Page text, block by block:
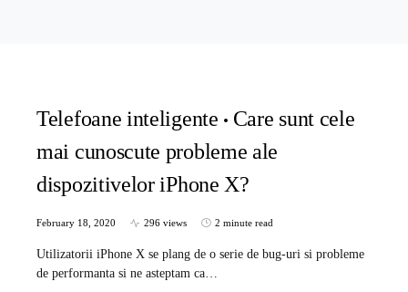
Telefoane inteligente
Care sunt cele
mai cunoscute probleme ale
dispozitivelor iPhone X?
February 18, 2020 296 views 2 minute read
Utilizatorii iPhone X se plang de o serie de bug-uri si probleme
de performanta si ne asteptam ca…